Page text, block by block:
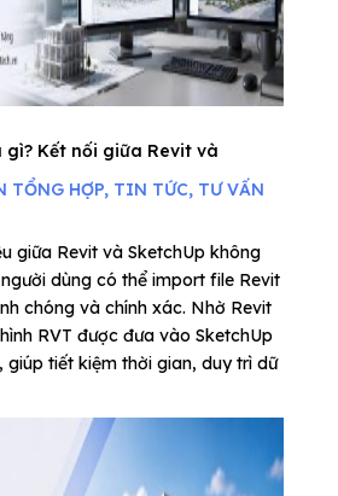
Kết nối giữa Revit và
TỔNG HỢP, TIN TỨC, TƯ VẤN
giữa Revit và SketchUp không
dùng có thể import file Revit
chóng và chính xác. Nhờ Revit
RVT được đưa vào SketchUp
tiết kiệm thời gian, duy trì dữ